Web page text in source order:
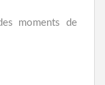
moments de